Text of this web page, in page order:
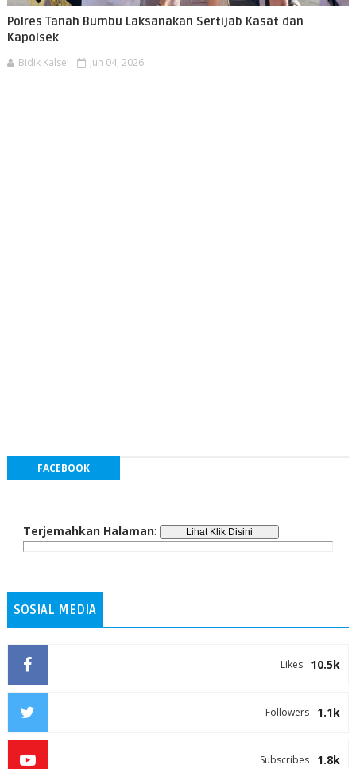
Polres Tanah Bumbu Laksanakan Sertijab Kasat dan
Kapolsek
Bidik Kalsel Jun 04, 2026
FACEBOOK
Terjemahkan Halaman:
SOSIAL MEDIA
10.5k
Likes
1.1k
Followers
1.8k
Subscribes